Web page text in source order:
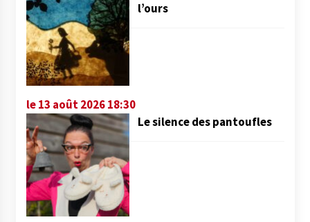
l’ours
le 13 août 2026 18:30
Le silence des pantoufles